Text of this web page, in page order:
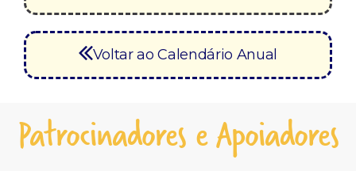
Voltar ao Calendário Anual
Patrocinadores e Apoiadores